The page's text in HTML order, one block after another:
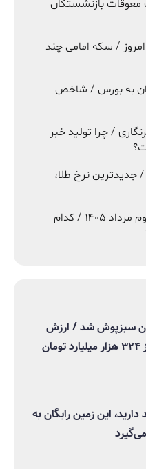
معوقات بازنشستگان
/ سکه امامی چند
به بورس / شاخص
/ چرا تولید خبر
/ جدیدترین نرخ طلا،
بازدهی بازارها در هفته دوم مرداد ۱۴۰۵ / کدام
سبزپوش شد / ارزش
معاملات از ۳۲۴ هزار میلیارد تومان
دارید، این زمین رایگان به